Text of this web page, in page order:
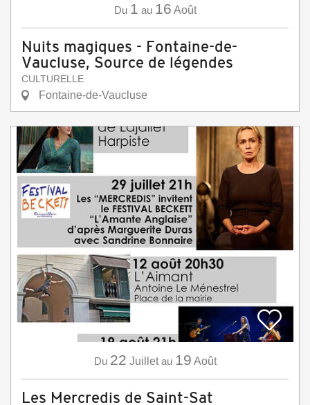
Du 1 au 16 Août
Nuits magiques - Fontaine-de-
Vaucluse, Source de légendes
CULTURELLE
Fontaine-de-Vaucluse
Du 22 Juillet au 19 Août
Les Mercredis de Saint-Sat